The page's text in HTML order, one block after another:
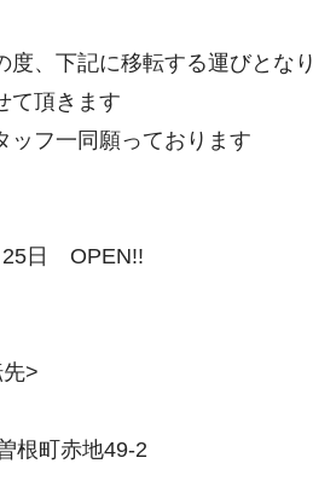
度、下記に移転する運びとなり
て頂きます
ッフ一同願っております
日 OPEN!!
>
根町赤地49-2